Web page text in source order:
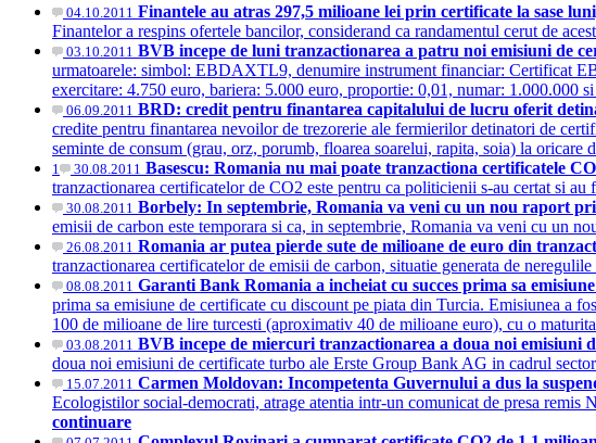
04.10.2011 Finantele au atras 297,5 milioane lei prin certificate la sase
Finantelor a respins ofertele bancilor, considerand ca randamentul cerut de
03.10.2011 BVB incepe de luni tranzactionarea a patru noi emisiuni de
urmatoarele: simbol: EBDAXTL9, denumire instrument financiar: Certificat
exercitare: 4.750 euro, bariera: 5.000 euro, proportie: 0,01, numar: 1.000.000
06.09.2011 BRD: credit pentru finantarea capitalului de lucru oferit
credite pentru finantarea nevoilor de trezorerie ale fermierilor detinatori de
seminte de consum (grau, orz, porumb, floarea soarelui, rapita, soia) la
1 30.08.2011 Basescu: Romania nu mai poate tranzactiona certificatele
tranzactionarea certificatelor de CO2 este pentru ca politicienii s-au certat si
30.08.2011 Borbely: In septembrie, Romania va veni cu un nou raport
emisii de carbon este temporara si ca, in septembrie, Romania va veni cu un
26.08.2011 Romania ar putea pierde sute de milioane de euro din
tranzactionarea certificatelor de emisii de carbon, situatie generata de
08.08.2011 Garanti Bank Romania a incheiat cu succes prima sa
prima sa emisiune de certificate cu discount pe piata din Turcia. Emisiunea a
100 de milioane de lire turcesti (aproximativ 40 de milioane euro), cu o
03.08.2011 BVB incepe de miercuri tranzactionarea a doua noi emisiuni
doua noi emisiuni de certificate turbo ale Erste Group Bank AG in cadrul
15.07.2011 Carmen Moldovan: Incompetenta Guvernului a dus la
Ecologistilor social-democrati, atrage atentia intr-un comunicat de presa
continuare